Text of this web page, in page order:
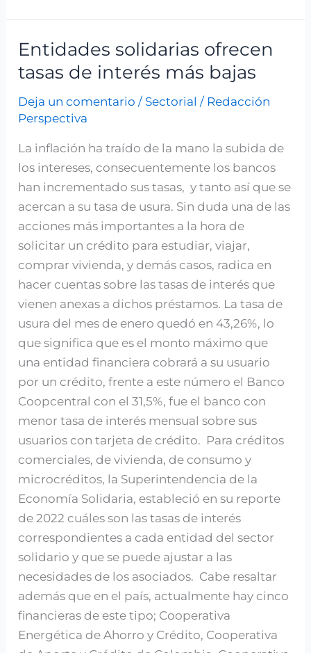
Entidades solidarias ofrecen
tasas de interés más bajas
Deja un comentario / Sectorial / Redacción
Perspectiva
La inflación ha traído de la mano la subida de
los intereses, consecuentemente los bancos
han incrementado sus tasas, y tanto así que se
acercan a su tasa de usura. Sin duda una de las
acciones más importantes a la hora de
solicitar un crédito para estudiar, viajar,
comprar vivienda, y demás casos, radica en
hacer cuentas sobre las tasas de interés que
vienen anexas a dichos préstamos. La tasa de
usura del mes de enero quedó en 43,26%, lo
que significa que es el monto máximo que
una entidad financiera cobrará a su usuario
por un crédito, frente a este número el Banco
Coopcentral con el 31,5%, fue el banco con
menor tasa de interés mensual sobre sus
usuarios con tarjeta de crédito. Para créditos
comerciales, de vivienda, de consumo y
microcréditos, la Superintendencia de la
Economía Solidaria, estableció en su reporte
de 2022 cuáles son las tasas de interés
correspondientes a cada entidad del sector
solidario y que se puede ajustar a las
necesidades de los asociados. Cabe resaltar
además que en el país, actualmente hay cinco
financieras de este tipo; Cooperativa
Energética de Ahorro y Crédito, Cooperativa
Entidades
solidarias
tasas
de
interés
más
bajas